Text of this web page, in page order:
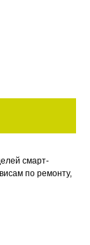
смарт-
по ремонту,